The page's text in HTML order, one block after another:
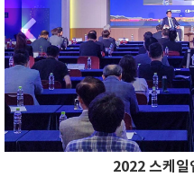
Previous
2022 스케일